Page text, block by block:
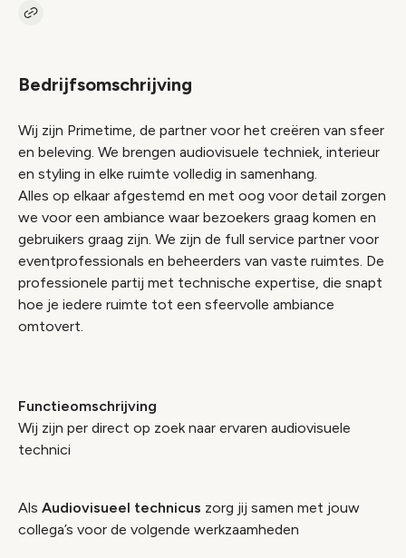
Kopieer link naar vacature
Bedrijfsomschrijving
Wij zijn Primetime, de partner voor het creëren van sfeer
en beleving. We brengen audiovisuele techniek, interieur
en styling in elke ruimte volledig in samenhang.
Alles op elkaar afgestemd en met oog voor detail zorgen
we voor een ambiance waar bezoekers graag komen en
gebruikers graag zijn. We zijn de full service partner voor
eventprofessionals en beheerders van vaste ruimtes. De
professionele partij met technische expertise, die snapt
hoe je iedere ruimte tot een sfeervolle ambiance
omtovert.
Functieomschrijving
Wij zijn per direct op zoek naar ervaren audiovisuele
technici
Als Audiovisueel technicus zorg jij samen met jouw
collega’s voor de volgende werkzaamheden